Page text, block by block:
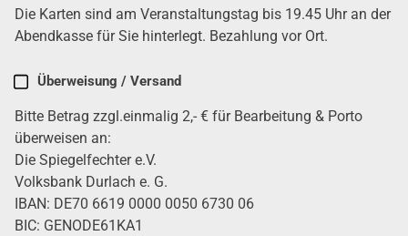
Die Karten sind am Ver­an­stal­tungs­tag bis 19.45 Uhr an der
Abend­kas­se für Sie hin­ter­legt. Bezah­lung vor Ort.
Über­wei­sung / Ver­sand
Bit­te Betrag zzgl.einmalig 2,- € für Bear­bei­tung & Por­to
über­wei­sen an:
Die Spie­gel­fech­ter e.V.
Volks­bank Dur­lach e. G.
IBAN: DE70 6619 0000 0050 6730 06
BIC: GENODE61KA1